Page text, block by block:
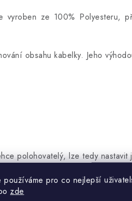
pro co nejlepší
zde
ze 100% Polyesteru,
obsahu kabelky. Jeho
polohovatelý, lze tedy nastavit